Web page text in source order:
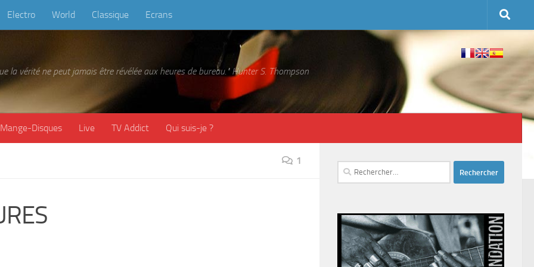
Electro World Classique Ecrans
la vérité ne peut jamais être révélée aux heures de bureau." Hunter S. Thompson
Mange-Disques Live TV Addict Qui suis-je ?
1
Rechercher :